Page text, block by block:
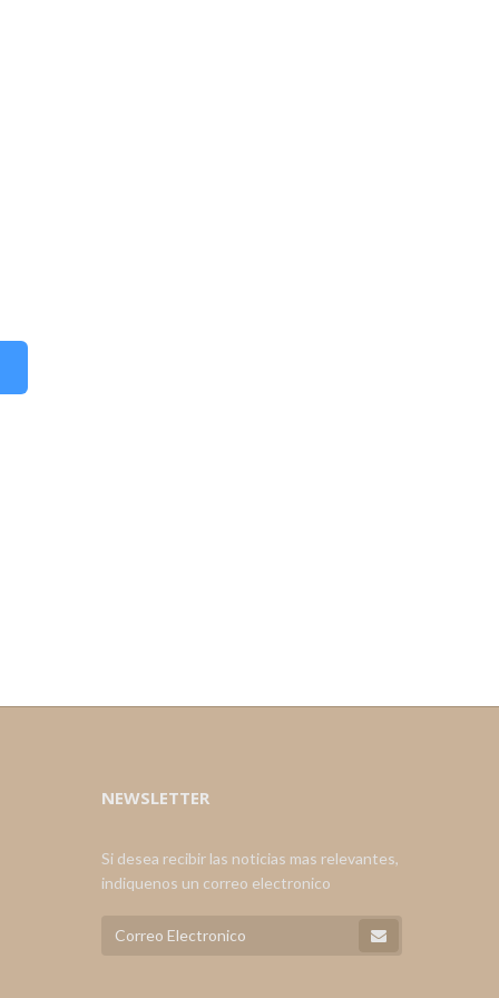
NEWSLETTER
Si desea recibir las noticias mas relevantes,
indiquenos un correo electronico